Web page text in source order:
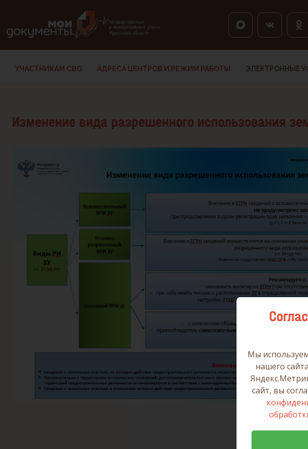
УЧАСТНИКАМ СВО АДРЕСА ЦЕНТРОВ И РЕЖИМ РАБОТЫ ЭЛЕКТРОННЫЕ
Изменение вида разрешенного использования
Мы
нашего
сайт, вы